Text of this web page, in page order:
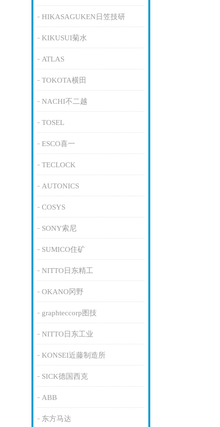
HIKASAGUKEN日笠技研
KIKUSUI菊水
ATLAS
TOKOTA横田
NACHI不二越
TOSEL
ESCO喜一
TECLOCK
AUTONICS
COSYS
SONY索尼
SUMICO住矿
NITTO日东精工
OKANO冈野
graphteccorp图技
NITTO日东工业
KONSEI近藤制造所
SICK德国西克
ABB
东方马达